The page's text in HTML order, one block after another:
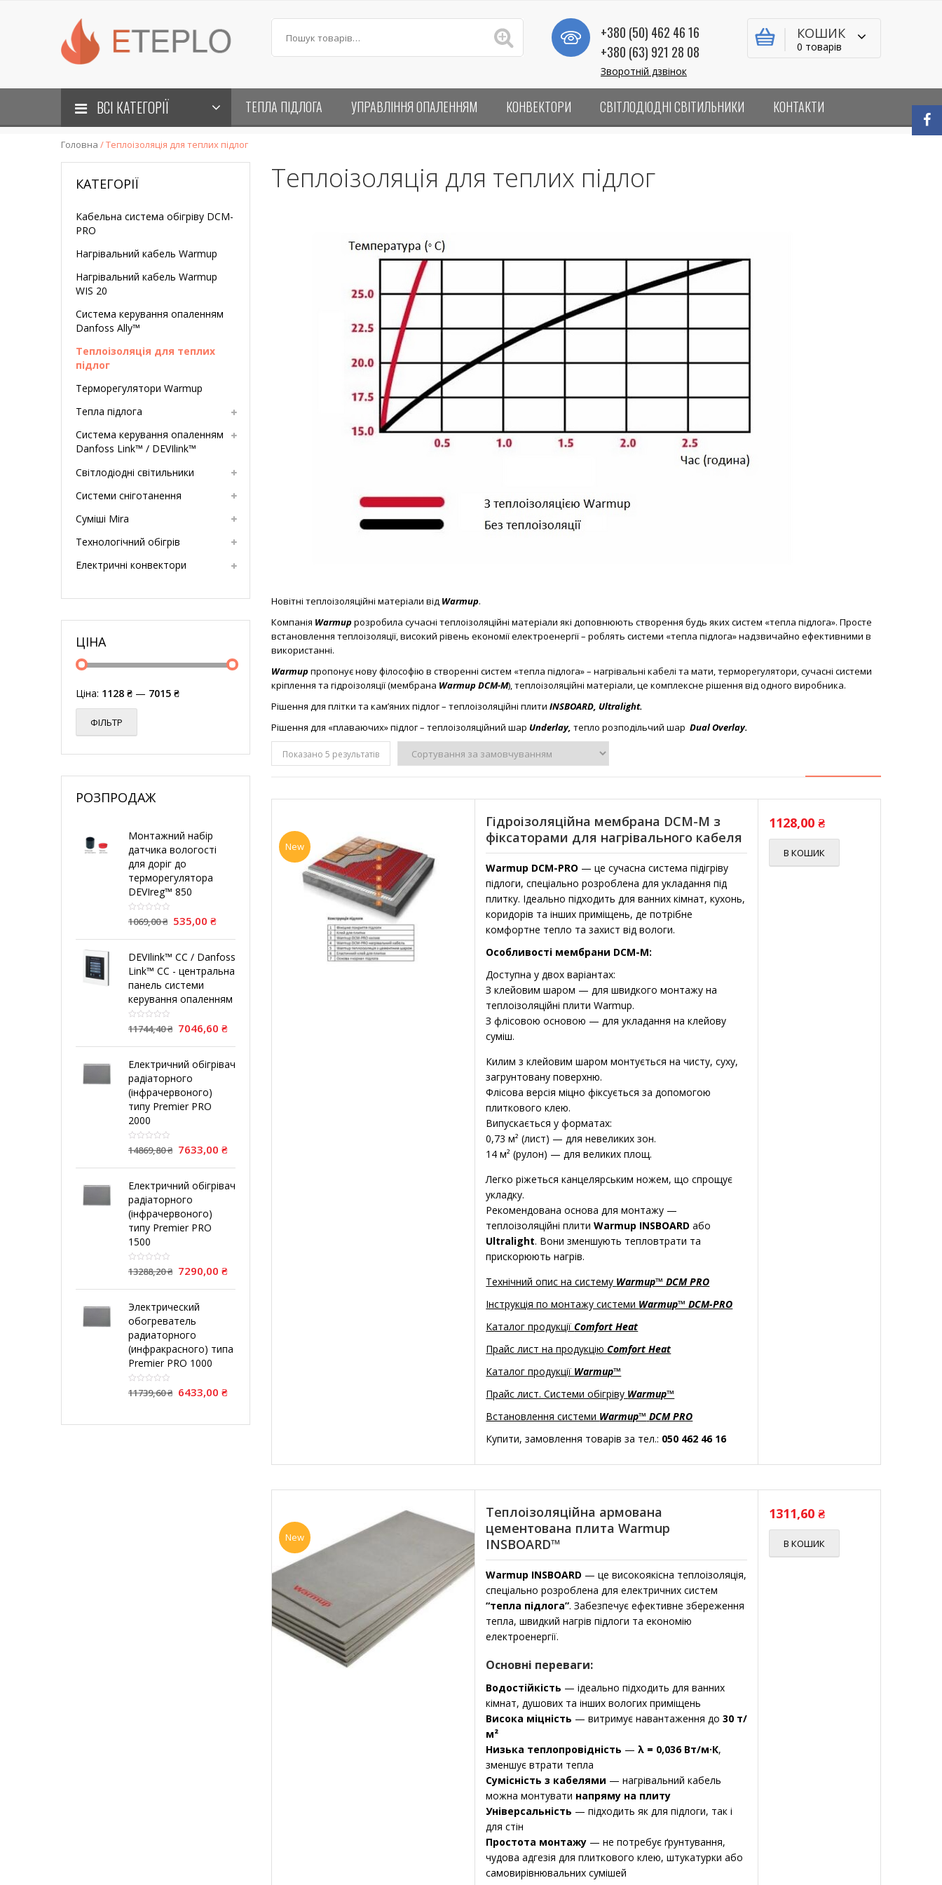
+380 (50) 462 46 16
+380 (63) 921 28 08
Зворотній дзвінок
КОШИК
0 товарів
ВСІ КАТЕГОРІЇ ТЕПЛА ПІДЛОГА УПРАВЛІННЯ ОПАЛЕННЯМ КОНВЕКТОРИ СВІТЛОДІОДНІ СВІТИЛЬНИКИ КОНТАКТИ
Головна / Теплоізоляція для теплих підлог
КАТЕГОРІЇ
Кабельна система обігріву DCM-
PRO
Нагрівальний кабель Warmup
Нагрівальний кабель Warmup
WIS 20
Система керування опаленням
Danfoss Ally™
Теплоізоляція для теплих
підлог
Терморегулятори Warmup
Тепла підлога
Система керування опаленням
Danfoss Link™ / DEVIlink™
Світлодіодні світильники
Системи сніготанення
Суміші Mira
Технологічний обігрів
Електричні конвектори
ЦІНА
ФІЛЬТР
Ціна: 1128 ₴ — 7015 ₴
РОЗПРОДАЖ
Монтажний набір
датчика вологості
для доріг до
терморегулятора
DEVIreg™ 850
1069,00₴ 535,00 ₴
DEVIlink™ CC / Danfoss
Link™ CC - центральна
панель системи
керування опаленням
11744,40₴ 7046,60 ₴
Електричний обігрівач
радіаторного
(інфрачервоного)
типу Premier PRO
2000
14869,80₴ 7633,00 ₴
Електричний обігрівач
радіаторного
(інфрачервоного)
типу Premier PRO
1500
13288,20₴ 7290,00 ₴
Электрический
обогреватель
радиаторного
(инфракрасного) типа
Premier PRO 1000
11739,60₴ 6433,00 ₴
Теплоізоляція для теплих підлог
Новітні теплоізоляційні матеріали від Warmup.
Компанія Warmupрозробила сучасні теплоізоляційні матеріали які доповнюють створення будь яких систем «тепла підлога». Просте
встановлення теплоізоляції, високий рівень економії електроенергії – роблять системи «тепла підлога» надзвичайно ефективними в
використанні.
Warmupпропонує нову філософію в створенні систем «тепла підлога» – нагрівальні кабелі та мати, терморегулятори, сучасні системи
кріплення та гідроізоляції (мембрана Warmup DCM-M), теплоізоляційні матеріали, це комплексне рішення від одного виробника.
Рішення для плітки та кам’яних підлог – теплоізоляційні плити INSBOARD, Ultralight.
Рішення для «плаваючих» підлог – теплоізоляційний шар Underlay, тепло розподільчий шар DualOverlay.
Показано 5 результатів
New
Гідроізоляційна мембрана DCM-M з
фіксаторами для нагрівального кабеля
Warmup DCM-PRO — це сучасна система підігріву
підлоги, спеціально розроблена для укладання під
плитку. Ідеально підходить для ванних кімнат, кухонь,
коридорів та інших приміщень, де потрібне
комфортне тепло та захист від вологи.
Особливості мембрани DCM-M:
Доступна у двох варіантах:
З клейовим шаром — для швидкого монтажу на
теплоізоляційні плити Warmup.
З флісовою основою — для укладання на клейову
суміш.
Килим з клейовим шаром монтується на чисту, суху,
загрунтовану поверхню.
Флісова версія міцно фіксується за допомогою
плиткового клею.
Випускається у форматах:
0,73 м² (лист) — для невеликих зон.
14 м² (рулон) — для великих площ.
Легко ріжеться канцелярським ножем, що спрощує
укладку.
Рекомендована основа для монтажу —
теплоізоляційні плити Warmup INSBOARDабо
Ultralight. Вони зменшують тепловтрати та
прискорюють нагрів.
Технічний опис на систему Warmup™ DCM PRO
Інструкція по монтажу системи Warmup™ DCM-PRO
Каталог продукціїComfort Heat
Прайс лист на продукціюComfort Heat
Каталог продукції Warmup™
Прайс лист. Системи обігріву Warmup™
Встановлення системи Warmup™ DCM PRO
Купити, замовлення товарів за тел.: 050 462 46 16
1128,00₴
В КОШИК
New
Теплоізоляційна армована
цементована плита Warmup
INSBOARD™
Warmup INSBOARD — це високоякісна теплоізоляція,
спеціально розроблена для електричних систем
“тепла підлога”. Забезпечує ефективне збереження
тепла, швидкий нагрів підлоги та економію
електроенергії.
Основні переваги:
Водостійкість — ідеально підходить для ванних
кімнат, душових та інших вологих приміщень
Висока міцність — витримує навантаження до30 т/
м²
Низька теплопровідність —λ = 0,036 Вт/м·К,
зменшує втрати тепла
Сумісність з кабелями — нагрівальний кабель
можна монтувати напряму на плиту
Універсальність — підходить як для підлоги, так і
для стін
Простота монтажу — не потребує ґрунтування,
чудова адгезія для плиткового клею, штукатурки або
самовирівнювальних сумішей
1311,60₴
В КОШИК